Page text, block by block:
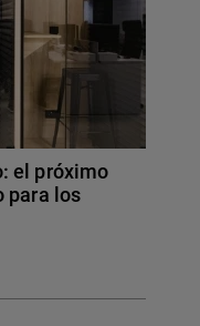
el próximo
para los